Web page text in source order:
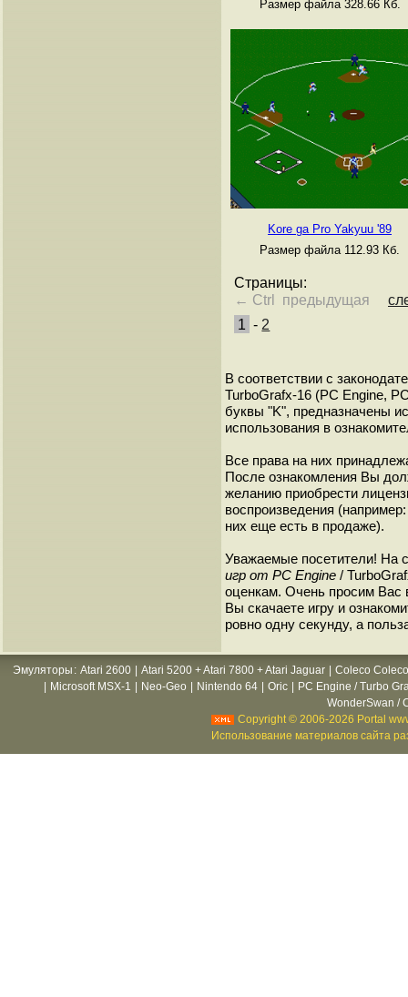
Размер файла 328.66 Кб.
Kore ga Pro Yakyuu '89
Размер файла 112.93 Кб.
Страницы:
← Ctrl предыдущая
1 - 2
В соответствии с
TurboGrafx-16 (PC Engine,
буквы "K", предназначены
использования в
Все права на них
После ознакомления Вы
желанию приобрести
воспроизведения
них еще есть в продаже).
Уважаемые посетители! На
игр от PC Engine /
оценкам. Очень просим Вас
Вы скачаете игру и
ровно одну секунду, а
Эмуляторы : Atari 2600 Atari 5200 + Atari 7800 + Atari Jaguar
Coleco
Microsoft MSX-1 Neo-Geo Nintendo 64 Oric
PC Engine / Turbo
WonderSwan /
Copyright © 2006-2026 Portal
Использование материалов сайта